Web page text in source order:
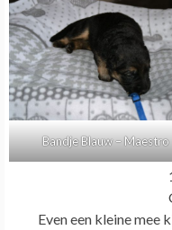
Bandje Blauw – Maestro
Even een kleine mee